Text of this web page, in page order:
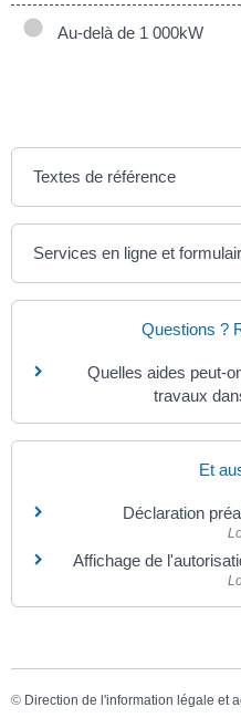
Au-delà de 1 000kW
Textes de référence
Services en ligne et
Questions ?
Quelles aides peut-
travaux
Et
Déclaration
Affichage de
© Direction de l'information légale et